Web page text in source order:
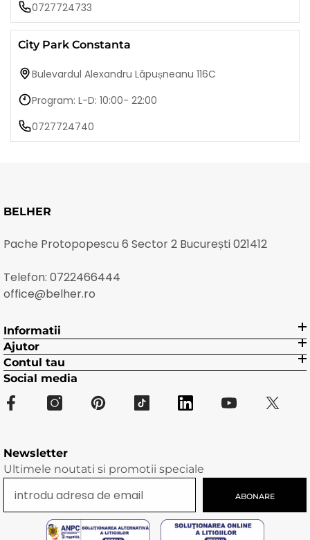
0727724733
City Park Constanta
Bulevardul Alexandru Lăpușneanu 116C
Program: L-D: 10:00- 22:00
0727724740
BELHER
Pache Protopopescu 6 Sector 2 București 021412
Telefon: 0722466444
office@belher.ro
Informatii
Ajutor
Contul tau
Social media
Newsletter
Ultimele noutati si promotii speciale
ABONARE